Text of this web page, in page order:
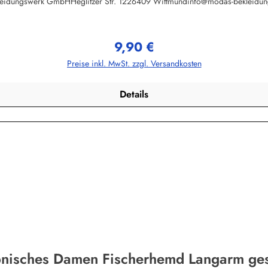
Regulärer Preis:
9,90 €
Preise inkl. MwSt. zzgl. Versandkosten
Details
Damen Fischerhemd Langarm